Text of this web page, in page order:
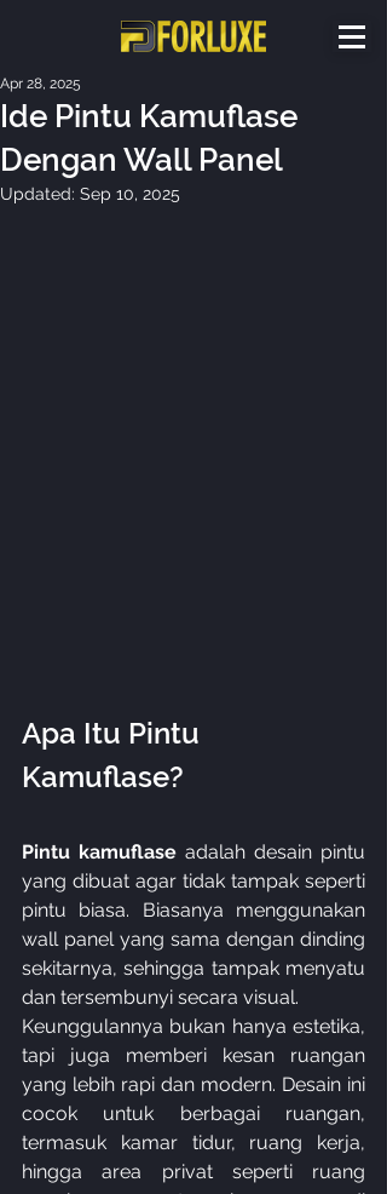
Ide Pintu Kamuflase
Dengan Wall Panel
Apr 28, 2025
Updated: Sep 10, 2025
Apa Itu Pintu
Kamuflase?
Pintu kamuflase adalah desain pintu
yang dibuat agar tidak tampak seperti
pintu biasa. Biasanya menggunakan
wall panel yang sama dengan dinding
sekitarnya, sehingga tampak menyatu
dan tersembunyi secara visual.
Keunggulannya bukan hanya estetika,
tapi juga memberi kesan ruangan
yang lebih rapi dan modern. Desain ini
cocok untuk berbagai ruangan,
termasuk kamar tidur, ruang kerja,
hingga area privat seperti ruang